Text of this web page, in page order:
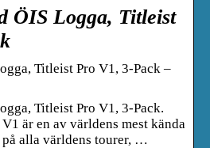
ÖIS Logga, Titleist
Titleist Pro V1, 3-Pack –
Titleist Pro V1, 3-Pack.
är en av världens mest kända
alla världens tourer, …